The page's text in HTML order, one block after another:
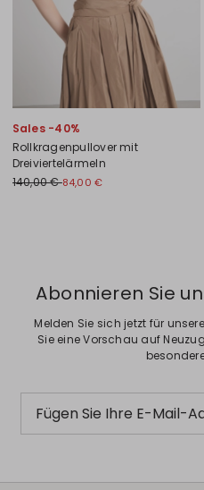
Sales -40%
Rollkragenpullover mit
Dreiviertelärmeln
140,00 €84,00 €
Abonnieren Sie
Melden Sie sich jetzt für
Sie eine Vorschau auf
Fügen Sie Ihre E-Mail-